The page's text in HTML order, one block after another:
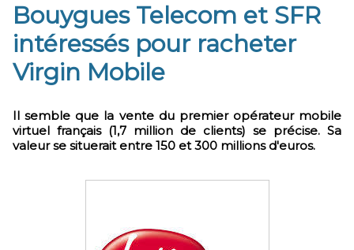
Bouygues Telecom et SFR
intéressés pour racheter
Virgin Mobile
Il semble que la vente du premier opérateur mobile
virtuel français (1,7 million de clients) se précise. Sa
valeur se situerait entre 150 et 300 millions d'euros.